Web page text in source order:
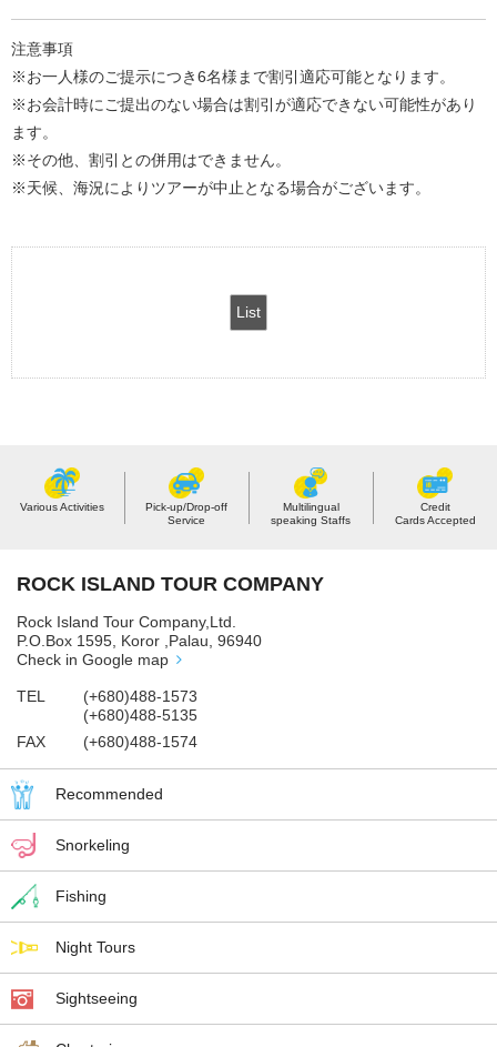
注意事項
※お一人様のご提示につき6名様まで割引適応可能となります。
※お会計時にご提出のない場合は割引が適応できない可能性があり
ます。
※その他、割引との併用はできません。
※天候、海況によりツアーが中止となる場合がございます。
List
Various Activities
Pick-up/Drop-off
Service
Multilingual
speaking Staffs
Credit
Cards Accepted
ROCK ISLAND TOUR COMPANY
Rock Island Tour Company,Ltd.
P.O.Box 1595, Koror ,Palau, 96940
Check in Google map
TEL
(+680)488-1573
(+680)488-5135
FAX
(+680)488-1574
Recommended
Snorkeling
Fishing
Night Tours
Sightseeing